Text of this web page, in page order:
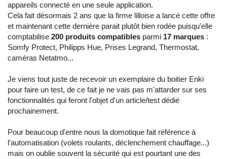
appareils connecté en une seule application.
Cela fait désormais 2 ans que la firme lilloise a lancé cette offre
et maintenant cette dernière parait plutôt bien rodée puisqu'elle
comptabilise 200 produits compatibles parmi 17 marques :
Somfy Protect, Philipps Hue, Prises Legrand, Thermostat,
caméras Netatmo...
Je viens tout juste de recevoir un exemplaire du boitier Enki
pour faire un test, de ce fait je ne vais pas m'attarder sur ses
fonctionnalités qui feront l'objet d'un article/test dédié
prochainement.
Pour beaucoup d'entre nous la domotique fait référence à
l'automatisation (volets roulants, déclenchement chauffage...)
mais on oublie souvent la sécurité qui est pourtant une des